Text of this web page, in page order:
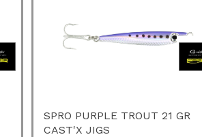
SPRO PURPLE TROUT 21 GR
CAST'X JIGS